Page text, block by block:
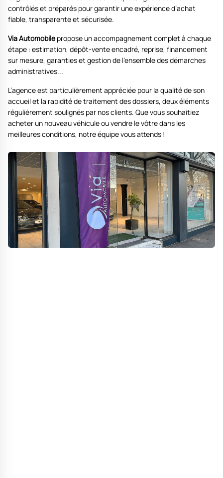
contrôlés et préparés pour garantir une expérience d’achat
fiable, transparente et sécurisée.
Via Automobilepropose un accompagnement complet à chaque
étape : estimation, dépôt-vente encadré, reprise, financement
sur mesure, garanties et gestion de l’ensemble des démarches
administratives...
L’agence est particulièrement appréciée pour la qualité de son
accueil et la rapidité de traitement des dossiers, deux éléments
régulièrement soulignés par nos clients. Que vous souhaitiez
acheter un nouveau véhicule ou vendre le vôtre dans les
meilleures conditions, notre équipe vous attends !